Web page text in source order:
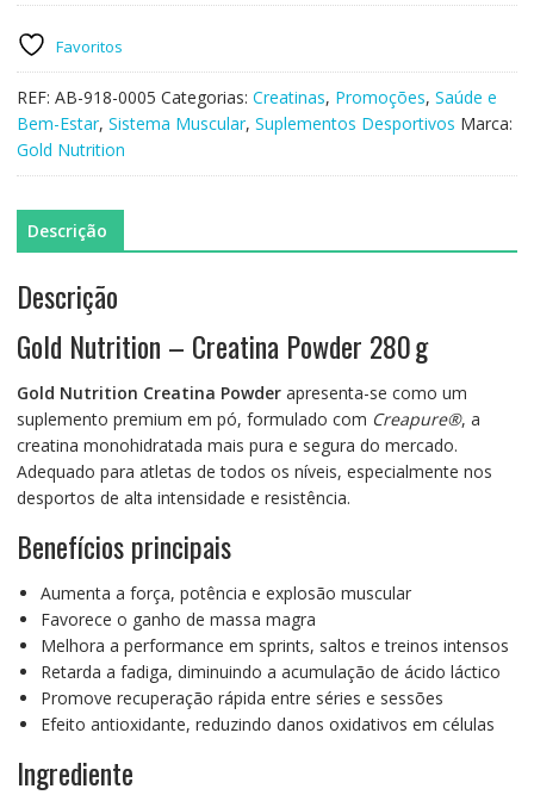
Creatina
Powder
280g
Favoritos
REF: AB-918-0005 Categorias: Creatinas, Promoções, Saúde e
Bem-Estar, Sistema Muscular, Suplementos Desportivos Marca:
Gold Nutrition
Descrição
Descrição
Gold Nutrition – Creatina Powder 280 g
Gold Nutrition Creatina Powderapresenta-se como um
suplemento premium em pó, formulado com Creapure®, a
creatina monohidratada mais pura e segura do mercado.
Adequado para atletas de todos os níveis, especialmente nos
desportos de alta intensidade e resistência.
Benefícios principais
Aumenta a força, potência e explosão muscular
Favorece o ganho de massa magra
Melhora a performance em sprints, saltos e treinos intensos
Retarda a fadiga, diminuindo a acumulação de ácido láctico
Promove recuperação rápida entre séries e sessões
Efeito antioxidante, reduzindo danos oxidativos em células
Ingrediente